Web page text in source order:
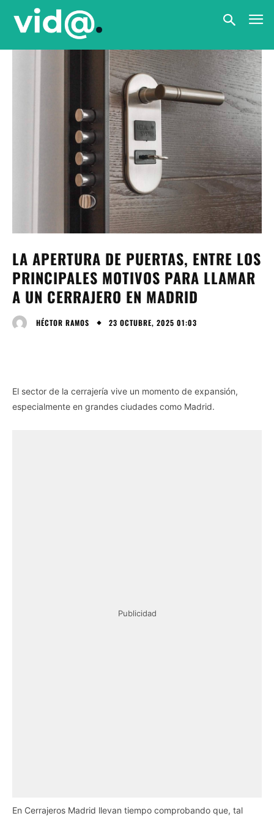
LA APERTURA DE PUERTAS, ENTRE LOS
PRINCIPALES MOTIVOS PARA LLAMAR
A UN CERRAJERO EN MADRID
HÉCTOR RAMOS 23 OCTUBRE, 2025 01:03
El sector de la cerrajería vive un momento de expansión,
especialmente en grandes ciudades como Madrid.
Publicidad
En Cerrajeros Madrid llevan tiempo comprobando que, tal